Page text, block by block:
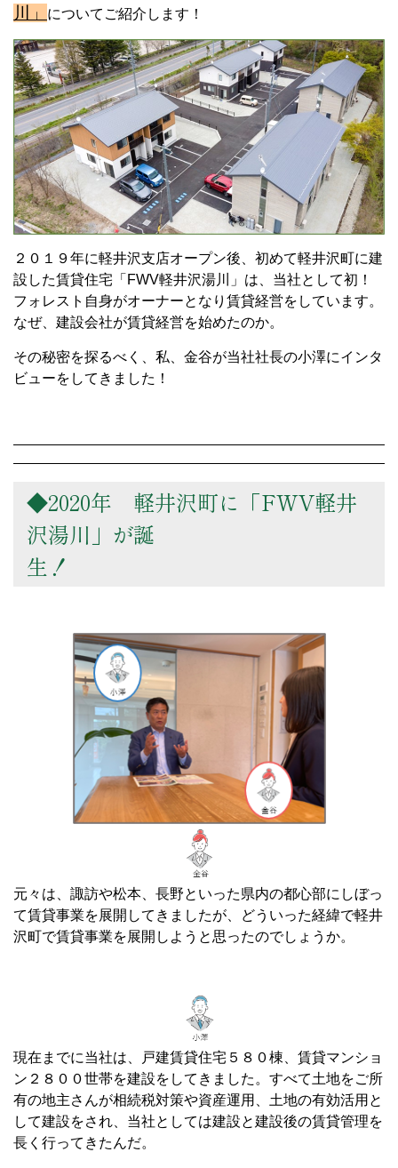
川」
についてご紹介します！
２０１９年に軽井沢支店オープン後、初めて軽井沢町に建
設した賃貸住宅「FWV軽井沢湯川」は、当社として初！
フォレスト自身がオーナーとなり賃貸経営をしています。
なぜ、建設会社が賃貸経営を始めたのか。
その秘密を探るべく、私、金谷が当社社長の小澤にインタ
ビューをしてきました！
◆2020年 軽井沢町に「FWV軽井
沢湯川」が誕
元々は、諏訪や松本、長野といった県内の都心部にしぼっ
て賃貸事業を展開してきましたが、どういった経緯で軽井
沢町で賃貸事業を展開しようと思ったのでしょうか。
現在までに当社は、戸建賃貸住宅５８０棟、賃貸マンショ
ン２８００世帯を建設をしてきました。すべて土地をご所
有の地主さんが相続税対策や資産運用、土地の有効活用と
して建設をされ、当社としては建設と建設後の賃貸管理を
長く行ってきたんだ。